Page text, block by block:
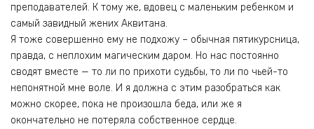
преподавателей. К тому же, вдовец с маленьким ребенком и
самый завидный жених Аквитана.
Я тоже совершенно ему не подхожу – обычная пятикурсница,
правда, с неплохим магическим даром. Но нас постоянно
сводят вместе — то ли по прихоти судьбы, то ли по чьей-то
непонятной мне воле. И я должна с этим разобраться как
можно скорее, пока не произошла беда, или же я
окончательно не потеряла собственное сердце.